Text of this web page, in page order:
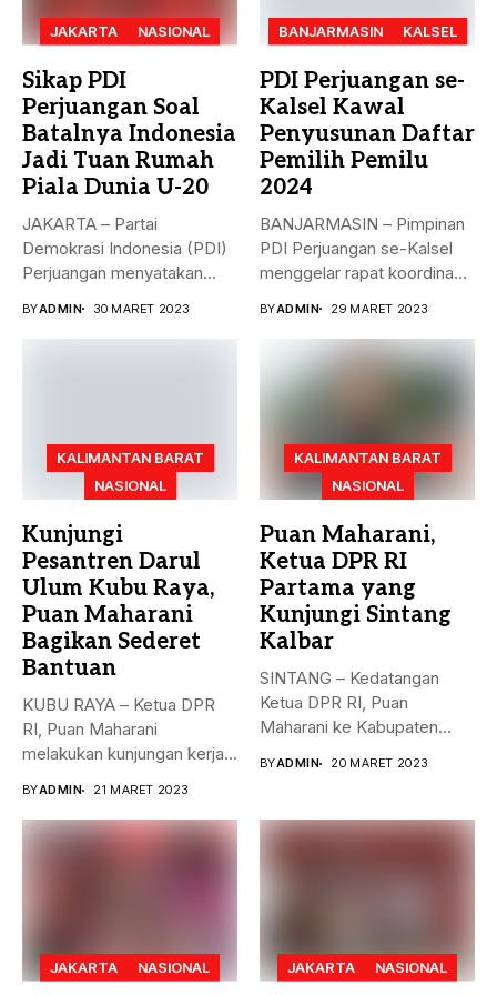
JAKARTA NASIONAL
Sikap PDI
Perjuangan Soal
Batalnya Indonesia
Jadi Tuan Rumah
Piala Dunia U-20
JAKARTA – Partai
Demokrasi Indonesia (PDI)
Perjuangan menyatakan
BYADMIN 30 MARET 2023
BANJARMASIN KALSEL
PDI Perjuangan se-
Kalsel Kawal
Penyusunan Daftar
Pemilih Pemilu
2024
BANJARMASIN – Pimpinan
PDI Perjuangan se-Kalsel
menggelar rapat koordinasi
BYADMIN 29 MARET 2023
KALIMANTAN BARAT
NASIONAL
Kunjungi
Pesantren Darul
Ulum Kubu Raya,
Puan Maharani
Bagikan Sederet
Bantuan
KUBU RAYA – Ketua DPR
RI, Puan Maharani
melakukan kunjungan kerja
BYADMIN 21 MARET 2023
KALIMANTAN BARAT
NASIONAL
Puan Maharani,
Ketua DPR RI
Partama yang
Kunjungi Sintang
Kalbar
SINTANG – Kedatangan
Ketua DPR RI, Puan
Maharani ke Kabupaten
BYADMIN 20 MARET 2023
JAKARTA NASIONAL JAKARTA NASIONAL